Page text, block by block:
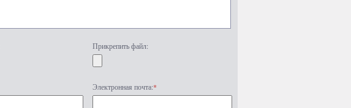
Прикрепить файл:
Электронная почта:*